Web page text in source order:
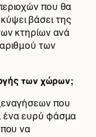
που θα
βάσει της
κτηρίων ανά
των
των χώρων;
που
ένα ευρύ φάσμα
που να